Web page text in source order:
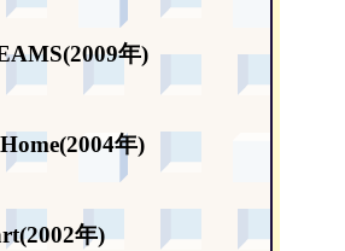
年)
年)
年)